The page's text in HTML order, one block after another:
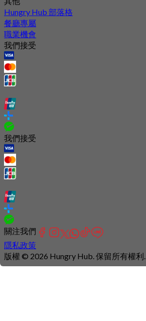
Hungry Hub 部落格
餐廳專屬
職業機會
我們接受
我們接受
關注我們
隱私政策
版權 © 2026 Hungry Hub. 保留所有權利.
Connection